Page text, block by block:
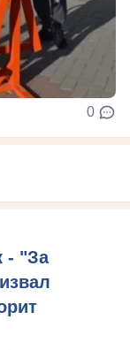
0
- "За